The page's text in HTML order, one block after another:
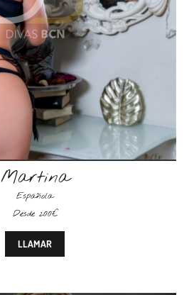
Martina
Española
Desde 200€
LLAMAR